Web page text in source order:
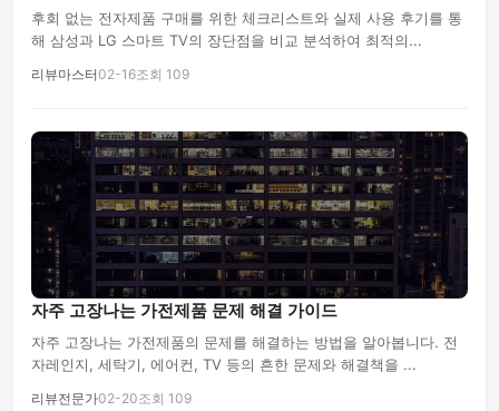
후회 없는 전자제품 구매를 위한 체크리스트와 실제 사용 후기를 통
해 삼성과 LG 스마트 TV의 장단점을 비교 분석하여 최적의...
리뷰마스터02-16조회 109
자주 고장나는 가전제품 문제 해결 가이드
자주 고장나는 가전제품의 문제를 해결하는 방법을 알아봅니다. 전
자레인지, 세탁기, 에어컨, TV 등의 흔한 문제와 해결책을 ...
리뷰전문가02-20조회 109